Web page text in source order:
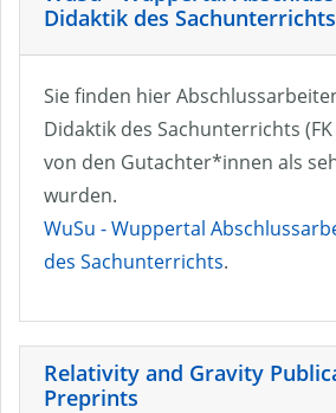
Didaktik des Sachunterrichts
Sie finden hier
Didaktik des Sachunterrichts
von den Gutachter*innen als
wurden.
WuSu - Wuppertal
des Sachunterrichts.
Relativity and Gravity
Preprints